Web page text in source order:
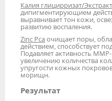
Калия глицирризат/
дипигментирующием
выравнивает тон кожи,
развитию воспаления.
Zinc Pca очищает поры,
действием, способствует
Подавляет активность ММР-
увеличению количества
упругости кожных
морищн.
Результат